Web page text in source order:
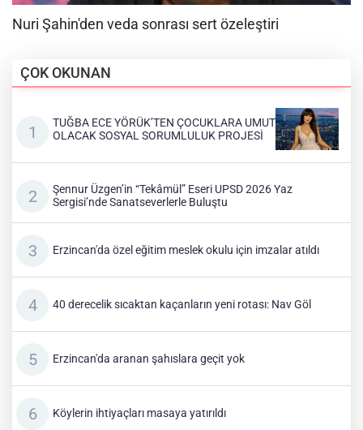
ÇOK OKUNAN
TUĞBA ECE YÖRÜK’TEN ÇOCUKLARA UMUT
OLACAK SOSYAL SORUMLULUK PROJESİ
Şennur Üzgen’in “Tekâmül” Eseri UPSD 2026 Yaz
Sergisi’nde Sanatseverlerle Buluştu
Erzincan'da özel eğitim meslek okulu için imzalar atıldı
40 derecelik sıcaktan kaçanların yeni rotası: Nav Göl
Erzincan'da aranan şahıslara geçit yok
Köylerin ihtiyaçları masaya yatırıldı